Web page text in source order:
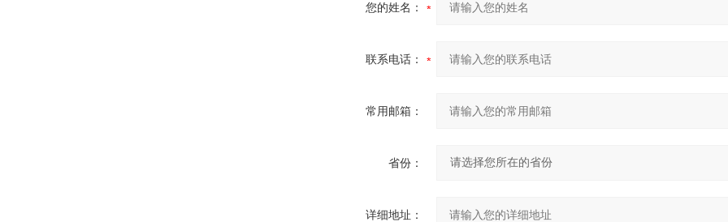
您的姓名：
联系电话：
常用邮箱：
省份：
详细地址：